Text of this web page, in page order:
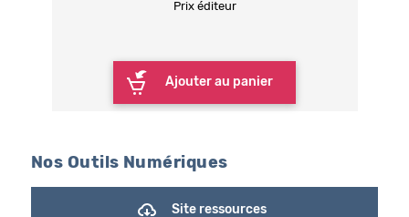
Prix éditeur
Ajouter au panier
Nos Outils Numériques
Site ressources